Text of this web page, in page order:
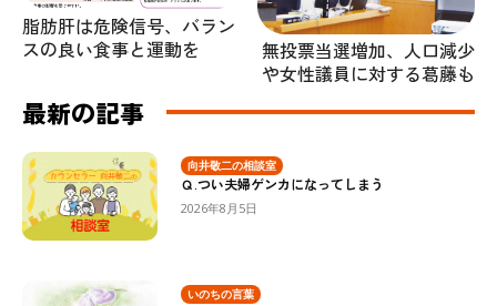
脂肪肝は危険信号、バラン
スの良い食事と運動を
無投票当選増加、人口減少
や女性議員に対する葛藤も
最新の記事
向井敬二の相談室
Ｑ.つい夫婦ゲンカになってしまう
2026年8月5日
いのちの言葉